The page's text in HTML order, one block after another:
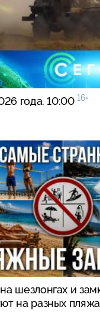
года. 10:00 16+
шезлонгах и
на разных